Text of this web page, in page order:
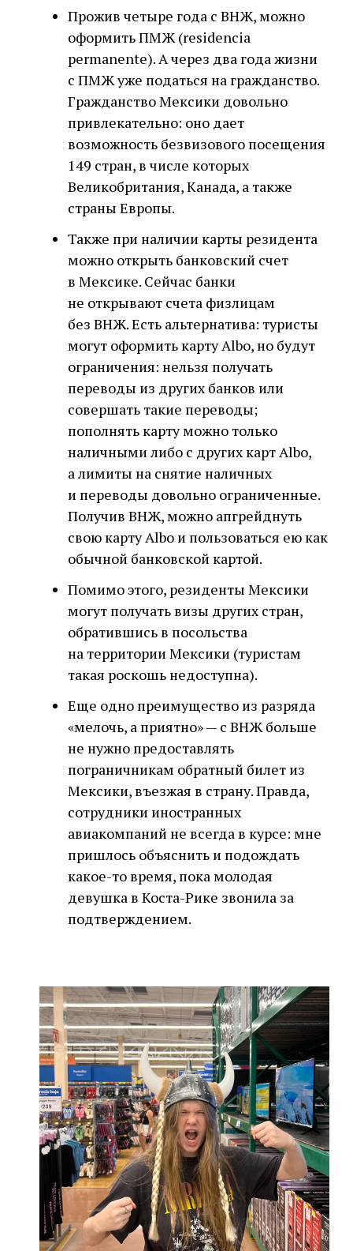
Прожив четыре года с ВНЖ, можно
оформить ПМЖ (residencia
permanente). А через два года жизни
с ПМЖ уже податься на гражданство.
Гражданство Мексики довольно
привлекательно: оно дает
возможность безвизового посещения
149 стран, в числе которых
Великобритания, Канада, а также
страны Европы.
Также при наличии карты резидента
можно открыть банковский счет
в Мексике. Сейчас банки
не открывают счета физлицам
без ВНЖ. Есть альтернатива: туристы
могут оформить карту Albo, но будут
ограничения: нельзя получать
переводы из других банков или
совершать такие переводы;
пополнять карту можно только
наличными либо с других карт Albo,
а лимиты на снятие наличных
и переводы довольно ограниченные.
Получив ВНЖ, можно апгрейднуть
свою карту Albo и пользоваться ею как
обычной банковской картой.
Помимо этого, резиденты Мексики
могут получать визы других стран,
обратившись в посольства
на территории Мексики (туристам
такая роскошь недоступна).
Еще одно преимущество из разряда
«мелочь, а приятно» — с ВНЖ больше
не нужно предоставлять
пограничникам обратный билет из
Мексики, въезжая в страну. Правда,
сотрудники иностранных
авиакомпаний не всегда в курсе: мне
пришлось объяснить и подождать
какое-то время, пока молодая
девушка в Коста-Рике звонила за
подтверждением.